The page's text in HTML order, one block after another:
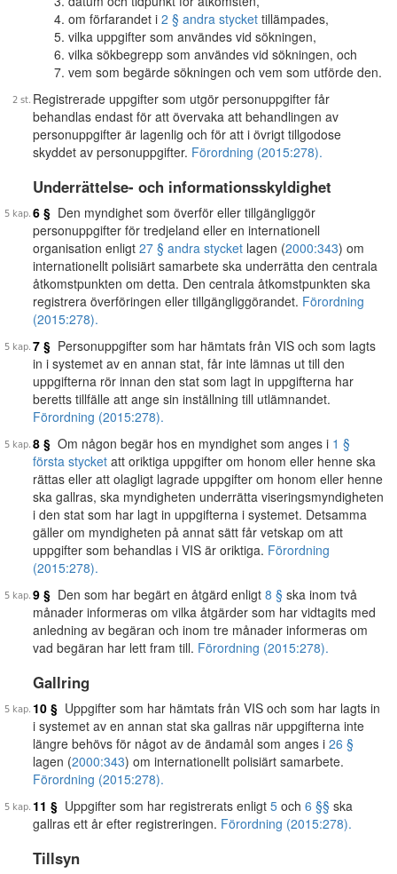
om förfarandet i 2 § andra stycket tillämpades,
vilka uppgifter som användes vid sökningen,
vilka sökbegrepp som användes vid sökningen, och
vem som begärde sökningen och vem som utförde den.
Registrerade uppgifter som utgör personuppgifter får
behandlas endast för att övervaka att behandlingen av
personuppgifter är lagenlig och för att i övrigt tillgodose
skyddet av personuppgifter. Förordning (2015:278).
Underrättelse- och informationsskyldighet
6 § Den myndighet som överför eller tillgängliggör
personuppgifter för tredjeland eller en internationell
organisation enligt 27 § andra stycket lagen (2000:343) om
internationellt polisiärt samarbete ska underrätta den centrala
åtkomstpunkten om detta. Den centrala åtkomstpunkten ska
registrera överföringen eller tillgängliggörandet. Förordning
(2015:278).
7 § Personuppgifter som har hämtats från VIS och som lagts
in i systemet av en annan stat, får inte lämnas ut till den
uppgifterna rör innan den stat som lagt in uppgifterna har
beretts tillfälle att ange sin inställning till utlämnandet.
Förordning (2015:278).
8 § Om någon begär hos en myndighet som anges i 1 §
första stycket att oriktiga uppgifter om honom eller henne ska
rättas eller att olagligt lagrade uppgifter om honom eller henne
ska gallras, ska myndigheten underrätta viseringsmyndigheten
i den stat som har lagt in uppgifterna i systemet. Detsamma
gäller om myndigheten på annat sätt får vetskap om att
uppgifter som behandlas i VIS är oriktiga. Förordning
(2015:278).
9 § Den som har begärt en åtgärd enligt 8 § ska inom två
månader informeras om vilka åtgärder som har vidtagits med
anledning av begäran och inom tre månader informeras om
vad begäran har lett fram till. Förordning (2015:278).
Gallring
10 § Uppgifter som har hämtats från VIS och som har lagts in
i systemet av en annan stat ska gallras när uppgifterna inte
längre behövs för något av de ändamål som anges i 26 §
lagen (2000:343) om internationellt polisiärt samarbete.
Förordning (2015:278).
11 § Uppgifter som har registrerats enligt 5 och 6 §§ ska
gallras ett år efter registreringen. Förordning (2015:278).
Tillsyn